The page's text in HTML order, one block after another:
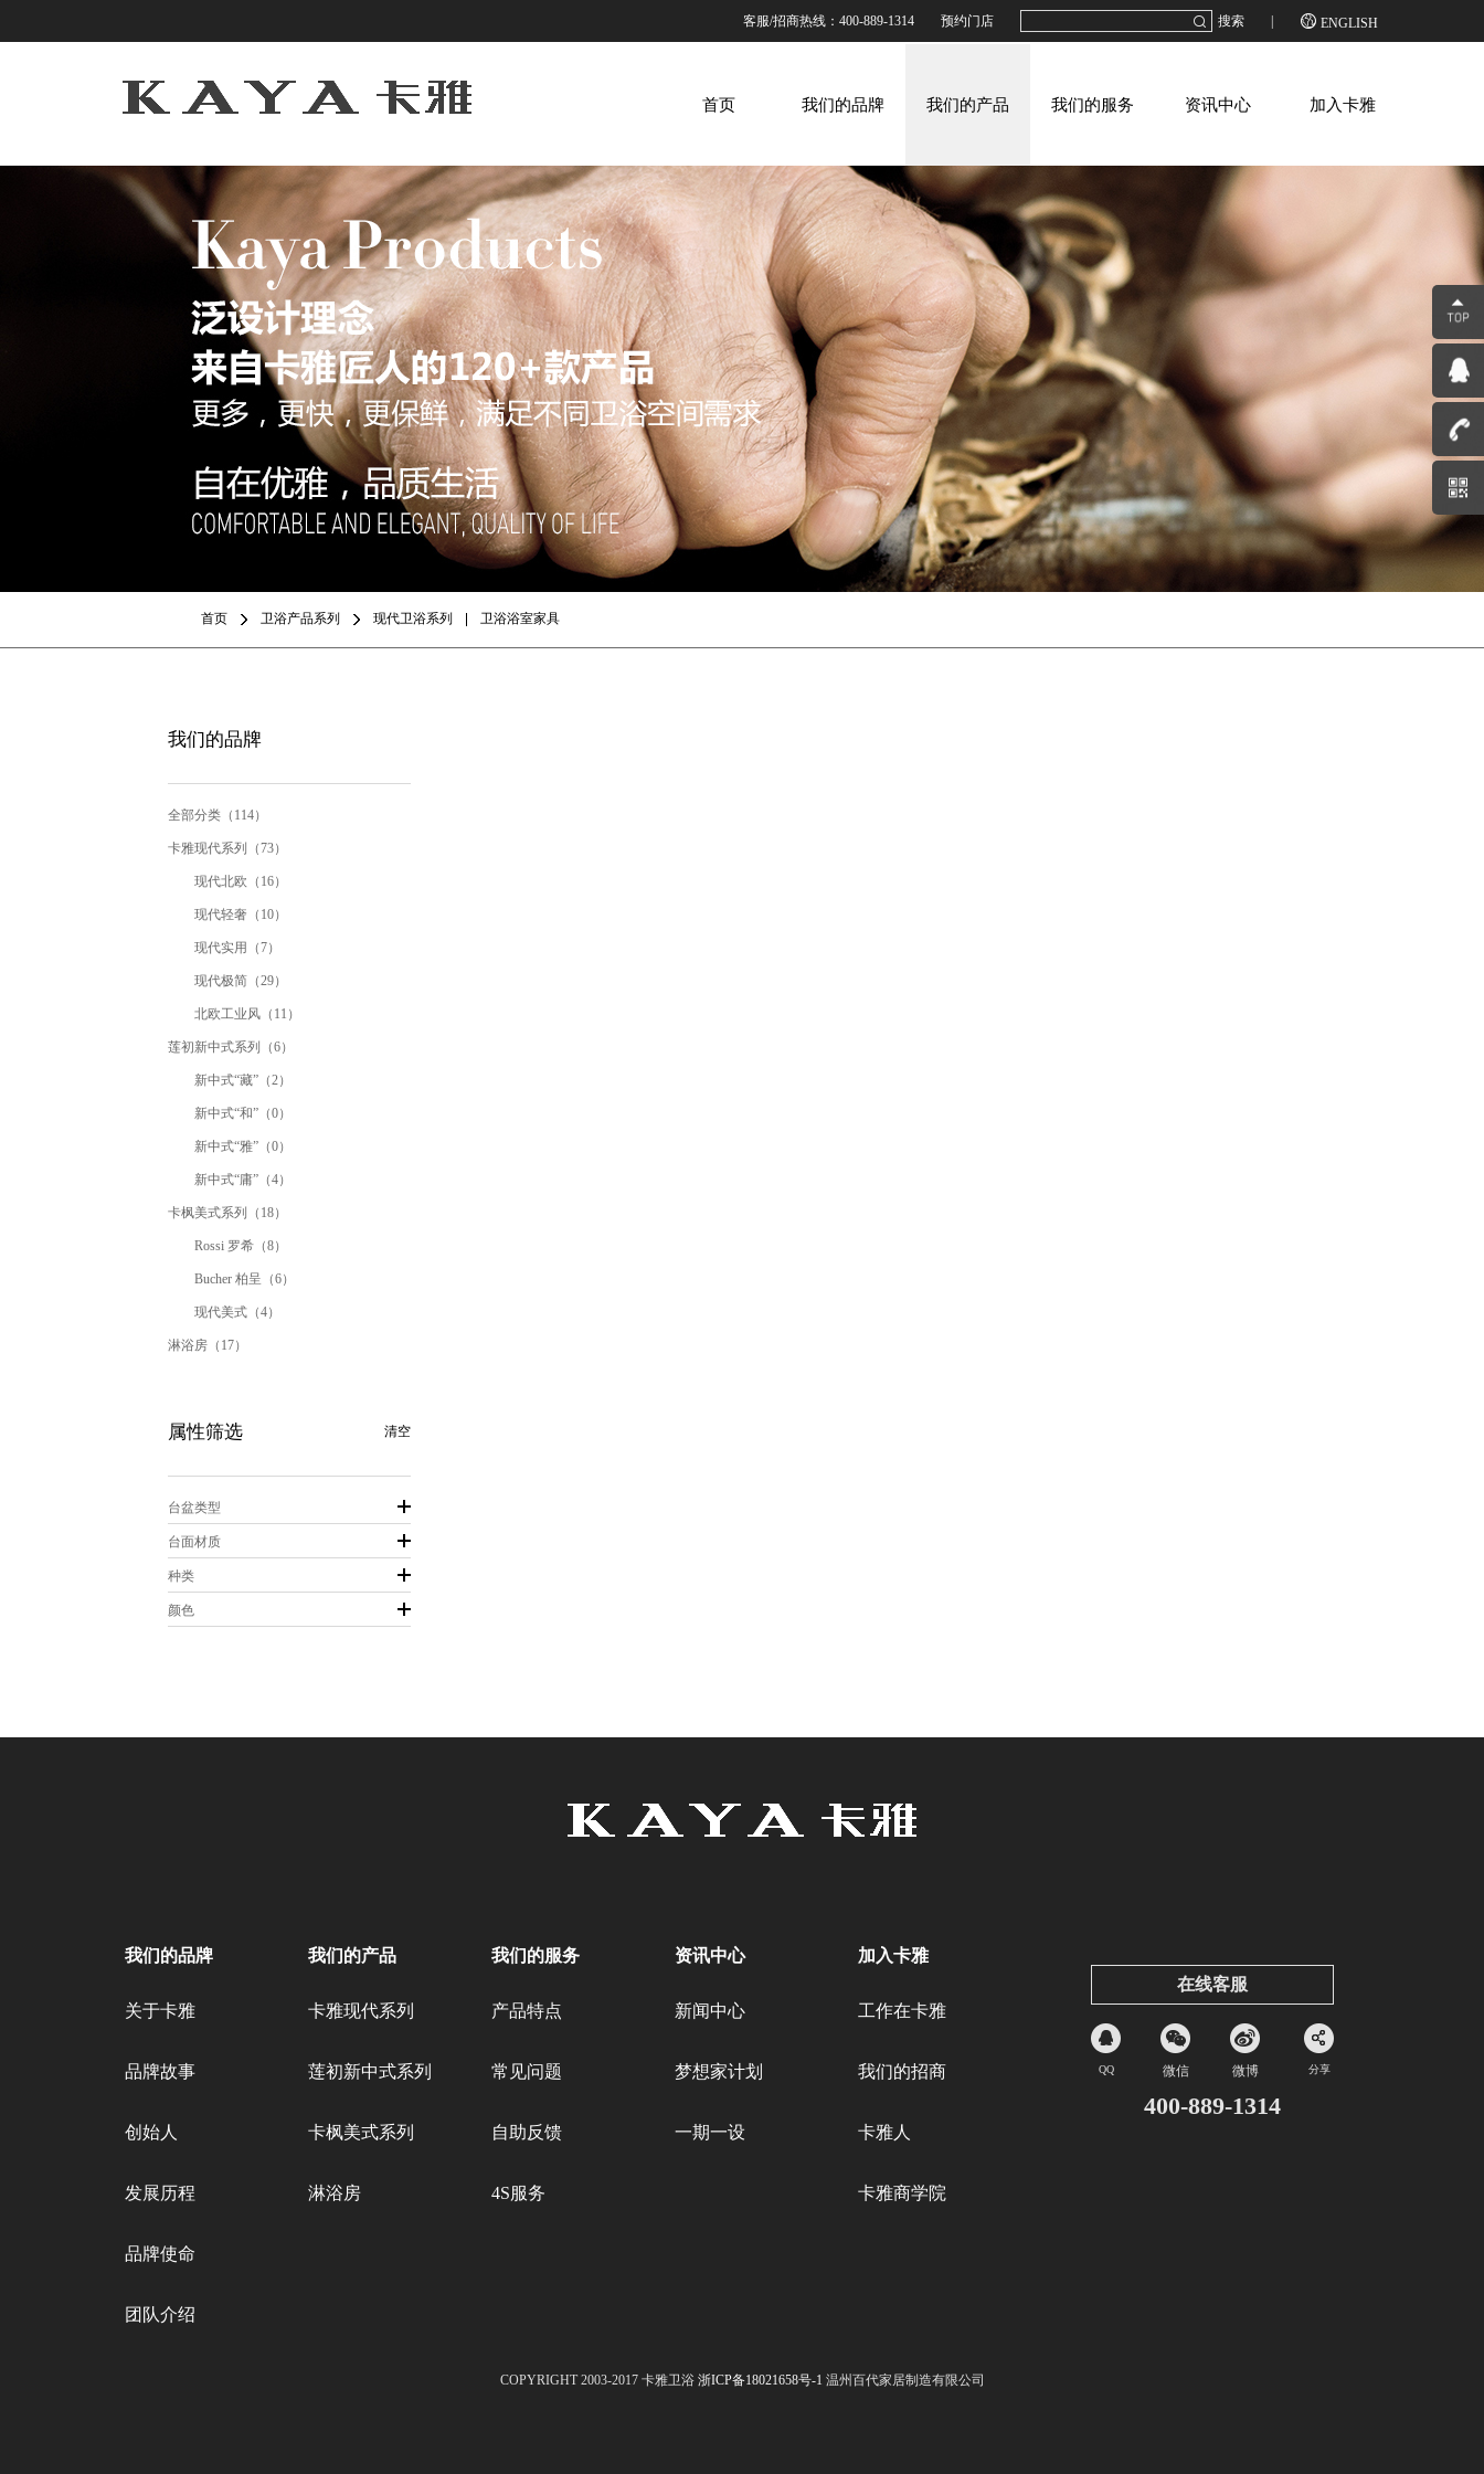
客服/招商热线：400-889-1314 预约门店 搜索  ENGLISH
首页 我们的品牌 我们的产品 我们的服务 资讯中心 加入卡雅
首页 卫浴产品系列 现代卫浴系列 卫浴浴室家具
我们的品牌
全部分类（114）
卡雅现代系列（73）
现代北欧（16）
现代轻奢（10）
现代实用（7）
现代极简（29）
北欧工业风（11）
莲初新中式系列（6）
新中式“藏”（2）
新中式“和”（0）
新中式“雅”（0）
新中式“庸”（4）
卡枫美式系列（18）
Rossi 罗希（8）
Bucher 柏呈（6）
现代美式（4）
淋浴房（17）
属性筛选 清空
台盆类型
台面材质
种类
颜色
我们的品牌
关于卡雅
品牌故事
创始人
发展历程
品牌使命
团队介绍
我们的产品
卡雅现代系列
莲初新中式系列
卡枫美式系列
淋浴房
我们的服务
产品特点
常见问题
自助反馈
4S服务
资讯中心
新闻中心
梦想家计划
一期一设
加入卡雅
工作在卡雅
我们的招商
卡雅人
卡雅商学院
在线客服
QQ 微信 微博 分享
400-889-1314
COPYRIGHT 2003-2017 卡雅卫浴 浙ICP备18021658号-1 温州百代家居制造有限公司